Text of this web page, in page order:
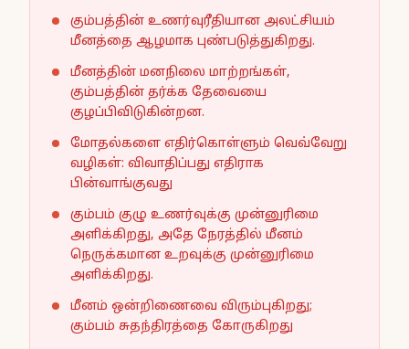
கும்பத்தின் உணர்வுரீதியான அலட்சியம்
மீனத்தை ஆழமாக புண்படுத்துகிறது.
மீனத்தின் மனநிலை மாற்றங்கள்,
கும்பத்தின் தர்க்க தேவையை
குழப்பிவிடுகின்றன.
மோதல்களை எதிர்கொள்ளும் வெவ்வேறு
வழிகள்: விவாதிப்பது எதிராக
பின்வாங்குவது
கும்பம் குழு உணர்வுக்கு முன்னுரிமை
அளிக்கிறது, அதே நேரத்தில் மீனம்
நெருக்கமான உறவுக்கு முன்னுரிமை
அளிக்கிறது.
மீனம் ஒன்றிணைவை விரும்புகிறது;
கும்பம் சுதந்திரத்தை கோருகிறது